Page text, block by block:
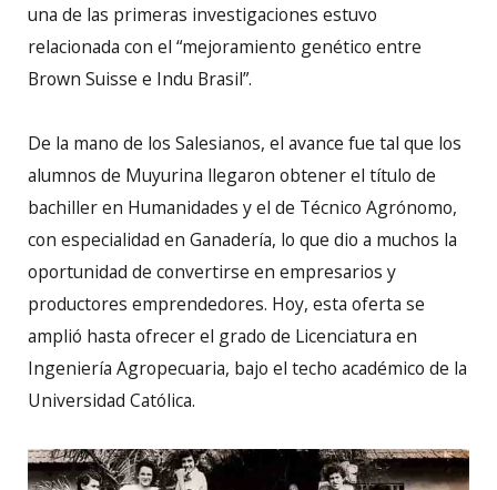
una de las primeras investigaciones estuvo
relacionada con el “mejoramiento genético entre
Brown Suisse e Indu Brasil”.
De la mano de los Salesianos, el avance fue tal que los
alumnos de Muyurina llegaron obtener el título de
bachiller en Humanidades y el de Técnico Agrónomo,
con especialidad en Ganadería, lo que dio a muchos la
oportunidad de convertirse en empresarios y
productores emprendedores. Hoy, esta oferta se
amplió hasta ofrecer el grado de Licenciatura en
Ingeniería Agropecuaria, bajo el techo académico de la
Universidad Católica.